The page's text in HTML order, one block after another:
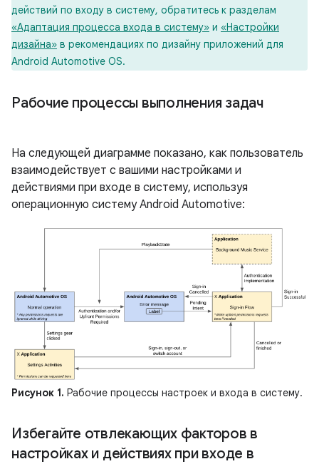
действий по входу в систему, обратитесь к разделам
«Адаптация процесса входа в систему» ​​и «Настройки
дизайна» в рекомендациях по дизайну приложений для
Android Automotive OS.
Рабочие процессы выполнения задач
На следующей диаграмме показано, как пользователь
взаимодействует с вашими настройками и
действиями при входе в систему, используя
операционную систему Android Automotive:
Рисунок 1. Рабочие процессы настроек и входа в систему.
Избегайте отвлекающих факторов в
настройках и действиях при входе в